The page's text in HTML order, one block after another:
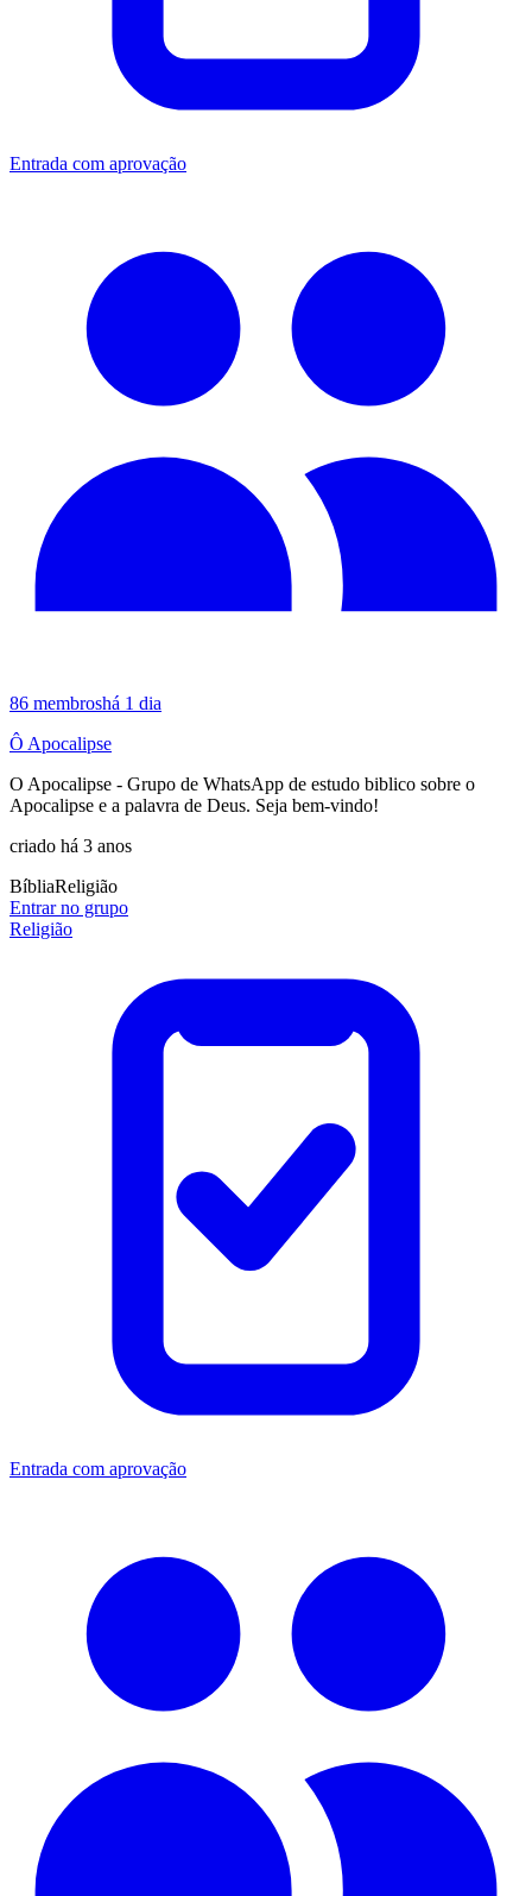
Entrada com aprovação
86 membroshá 1 dia
Ô Apocalipse
O Apocalipse - Grupo de WhatsApp de estudo biblico sobre o
Apocalipse e a palavra de Deus. Seja bem-vindo!
criado há 3 anos
BíbliaReligião
Entrar no grupo
Religião
Entrada com aprovação